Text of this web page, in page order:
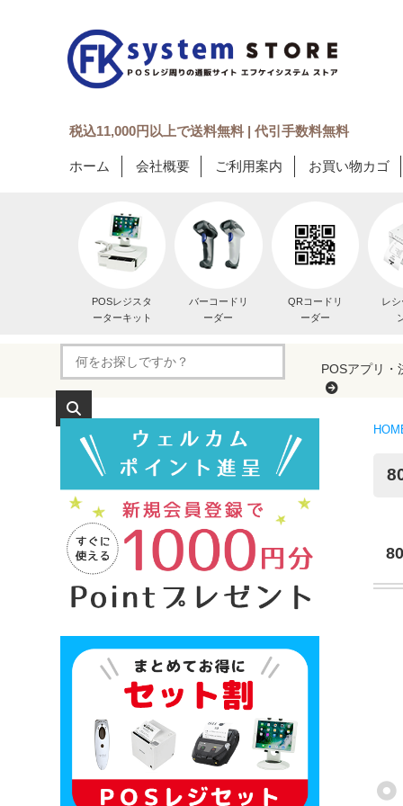
税込11,000円以上で送料無料 | 代引手数料無料
ホーム 会社概要 ご利用案内 お買い物カゴ
POSレジスタ
ーターキット
バーコードリ
ーダー
QRコードリ
ーダー
レ
POSアプリ・